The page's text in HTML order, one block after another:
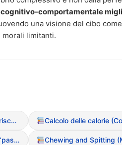
comportamentale
una visione del cibo
limitanti.
App di calorie tracking (rischi e dipendenza)
Cheat Meal (cultura del “pasto sgarro”)